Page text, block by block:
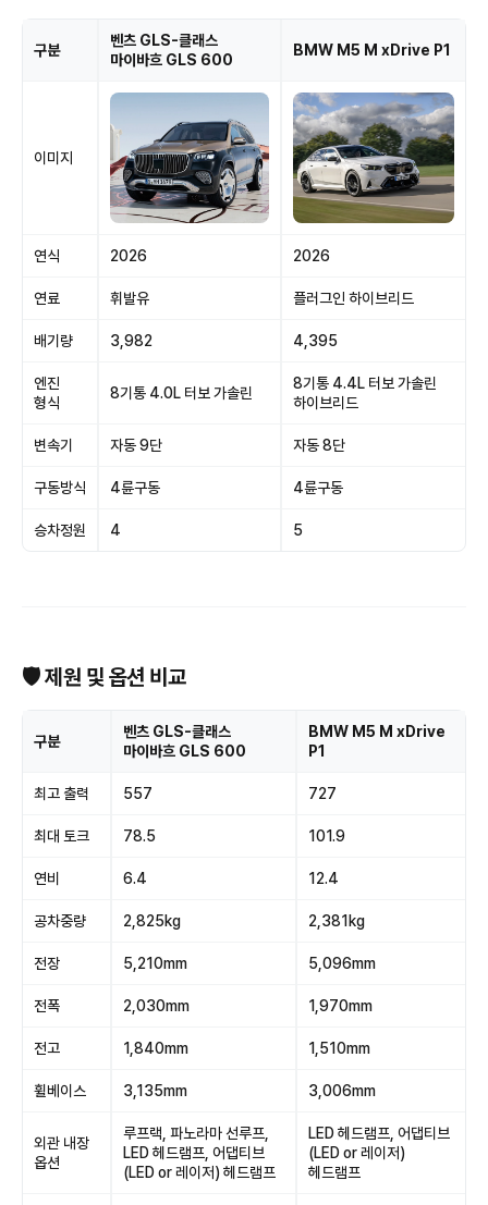
구분
벤츠 GLS-클래스
마이바흐 GLS 600
BMW M5 M xDrive P1
이미지
연식 2026 2026
연료 휘발유 플러그인 하이브리드
배기량 3,982 4,395
엔진
형식
8기통 4.0L 터보 가솔린
8기통 4.4L 터보 가솔린
하이브리드
변속기 자동 9단 자동 8단
구동방식 4륜구동 4륜구동
승차정원 4 5
🛡 제원 및 옵션 비교
구분
벤츠 GLS-클래스
마이바흐 GLS 600
BMW M5 M xDrive
P1
최고 출력 557 727
최대 토크 78.5 101.9
연비 6.4 12.4
공차중량 2,825kg 2,381kg
전장 5,210mm 5,096mm
전폭 2,030mm 1,970mm
전고 1,840mm 1,510mm
휠베이스 3,135mm 3,006mm
외관 내장
옵션
루프랙, 파노라마 선루프,
LED 헤드램프, 어댑티브
(LED or 레이저) 헤드램프
LED 헤드램프, 어댑티브
(LED or 레이저)
헤드램프